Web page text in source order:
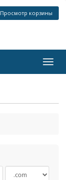
Просмотр корзины